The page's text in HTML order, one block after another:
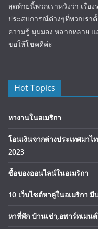
สุดท้ายนี้พวกเราหวังว่า เรื่อ
ประสบการณ์ต่างๆที่พวกเรา
ความรู้ มุมมอง หลากหลาย
ขอให้โชคดีค่ะ
Hot Topics
หางานในอเมริกา
โอนเงินจากต่างประเทศมา
2023
ซื้อของออนไลน์ในอเมริกา
10 เว็บไซต์หาคู่ในอเมริกา
หาที่พัก บ้านเช่า,อพาร์ทเมนต์